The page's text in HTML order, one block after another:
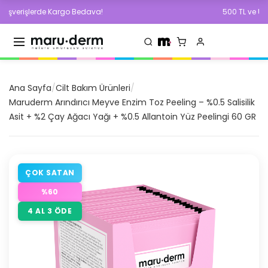
Kargo Bedava! 500 TL ve Üzeri
Ana Sayfa/Cilt Bakım Ürünleri/
Maruderm Arındırıcı Meyve Enzim Toz Peeling – %0.5 Salisilik
Asit + %2 Çay Ağacı Yağı + %0.5 Allantoin Yüz Peelingi 60 GR
ÇOK SATAN
%60
4 AL 3 ÖDE